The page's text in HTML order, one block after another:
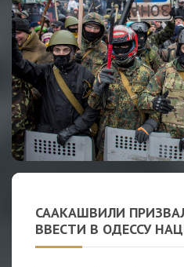
СААКАШВИЛИ
ВВЕСТИ В ОДЕССУ